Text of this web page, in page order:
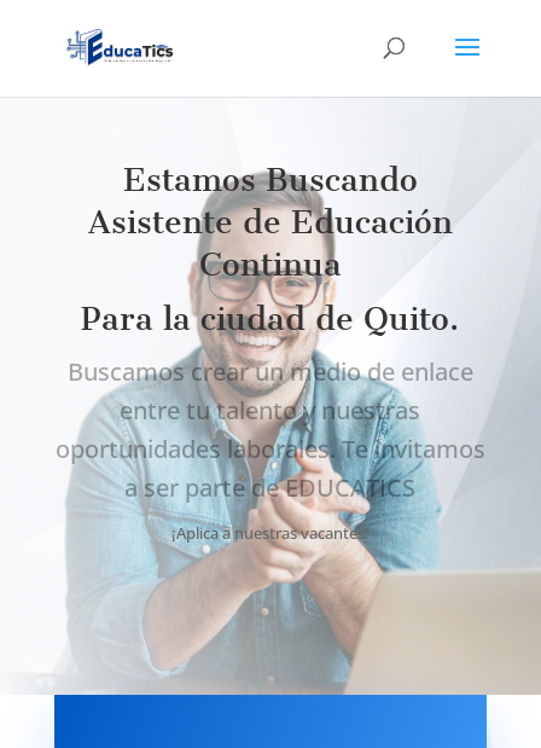
Estamos Buscando
Asistente de Educación
Continua
Para la ciudad de Quito.
Buscamos crear un medio de enlace
entre tu talento y nuestras
oportunidades laborales. Te invitamos
a ser parte de EDUCATICS
¡Aplica a nuestras vacantes!